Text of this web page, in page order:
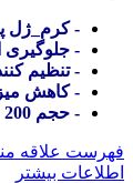
- کرم_ژل
- جلوگیری
- تنظیم
- کاهش
- حجم 200 میلی لیتر
فهرست علاقه
اطلاعات بیشتر